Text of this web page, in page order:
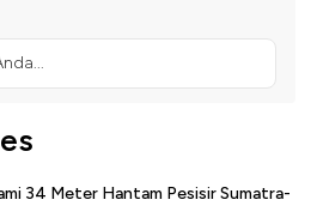
34 Meter Hantam Pesisir Sumatra-